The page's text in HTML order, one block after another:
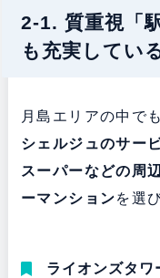
2-1. 質重視「
も充実してい
月島エリアの中で
シェルジュのサー
スーパーなどの周
ーマンションを選
ライオンズタワ